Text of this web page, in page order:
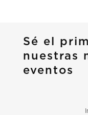
Sé el
nuestras
eventos